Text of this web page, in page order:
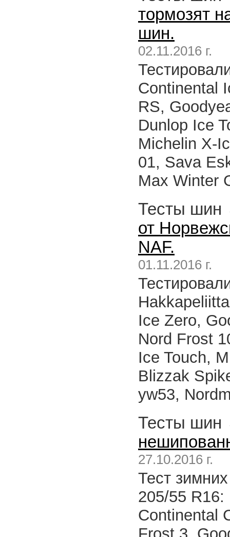
тормозят
шин.
02.11.2016 г.
Continental
RS,
Dunlop Ice
Michelin X-
01, Sava
Max Winter
Тесты
от
NAF.
01.11.2016 г.
Ice Zero,
Nord Frost
Ice Touch,
Blizzak
yw53,
Тесты
27.10.2016 г.
Тест
205/55
Continental